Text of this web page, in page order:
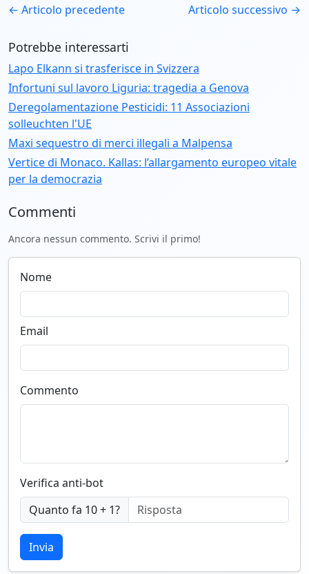
← Articolo precedente Articolo successivo →
Potrebbe interessarti
Lapo Elkann si trasferisce in Svizzera
Infortuni sul lavoro Liguria: tragedia a Genova
Deregolamentazione Pesticidi: 11 Associazioni
solleuchten l'UE
Maxi sequestro di merci illegali a Malpensa
Vertice di Monaco. Kallas: l’allargamento europeo vitale
per la democrazia
Commenti
Ancora nessun commento. Scrivi il primo!
Nome
Email
Commento
Verifica anti-bot
Quanto fa 10 + 1?
Invia